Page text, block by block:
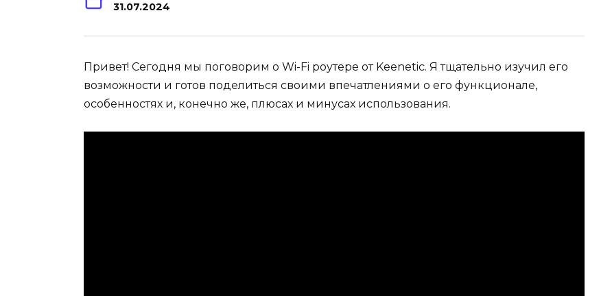
31.07.2024
Привет! Сегодня мы поговорим о Wi-Fi роутере от Keenetic. Я тщательно изучил его
возможности и готов поделиться своими впечатлениями о его функционале,
особенностях и, конечно же, плюсах и минусах использования.